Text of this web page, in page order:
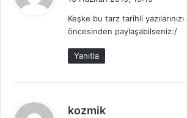
i
Keşke bu tarz tarihli
öncesinden paylaşabilseniz:/
Yanıtla
kozmik